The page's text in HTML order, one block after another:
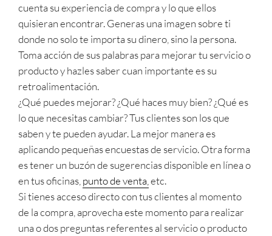
cuenta su experiencia de compra y lo que ellos
quisieran encontrar. Generas una imagen sobre ti
donde no solo te importa su dinero, sino la persona.
Toma acción de sus palabras para mejorar tu servicio o
producto y hazles saber cuan importante es su
retroalimentación.
¿Qué puedes mejorar? ¿Qué haces muy bien? ¿Qué es
lo que necesitas cambiar? Tus clientes son los que
saben y te pueden ayudar. La mejor manera es
aplicando pequeñas encuestas de servicio. Otra forma
es tener un buzón de sugerencias disponible en línea o
en tus oficinas, punto de venta, etc.
Si tienes acceso directo con tus clientes al momento
de la compra, aprovecha este momento para realizar
una o dos preguntas referentes al servicio o producto